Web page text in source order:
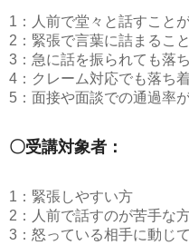
1：人前で堂々と話すこと
2：緊張で言葉に詰まるこ
3：急に話を振られても落
4：クレーム対応でも落ち
5：面接や面談での通過率
〇受講対象者：
1：緊張しやすい方
2：人前で話すのが苦手な
3：怒っている相手に動じ